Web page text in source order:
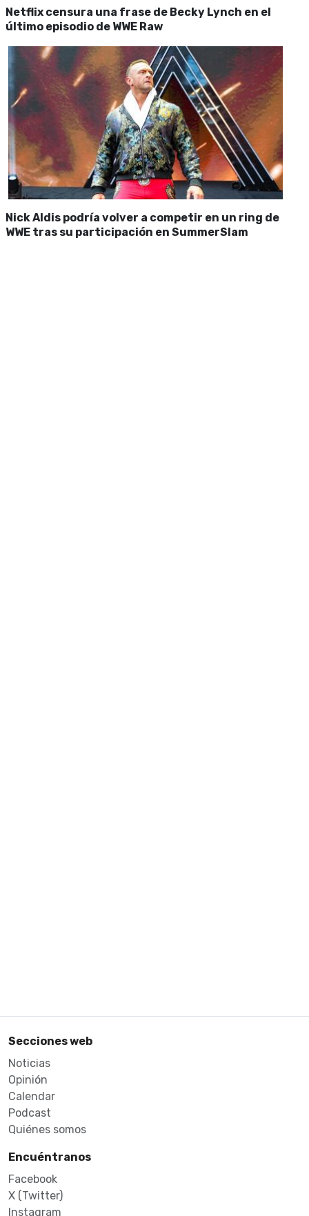
Netflix censura una frase de Becky Lynch en el
último episodio de WWE Raw
Nick Aldis podría volver a competir en un ring de
WWE tras su participación en SummerSlam
Secciones web
Noticias
Opinión
Calendar
Podcast
Quiénes somos
Encuéntranos
Facebook
X (Twitter)
Instagram